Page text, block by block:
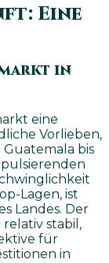
Eine
in
eine
Vorlieben,
bis
Lagen, ist
Landes. Der
stabil,
für
in